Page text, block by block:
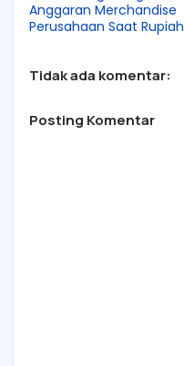
Anggaran Merchandise
Perusahaan Saat Rupiah
Tidak ada komentar:
Posting Komentar